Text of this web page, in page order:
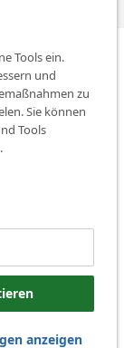
Stadt
Tools ein.
und
zu
Sie können
Tools
anzeigen